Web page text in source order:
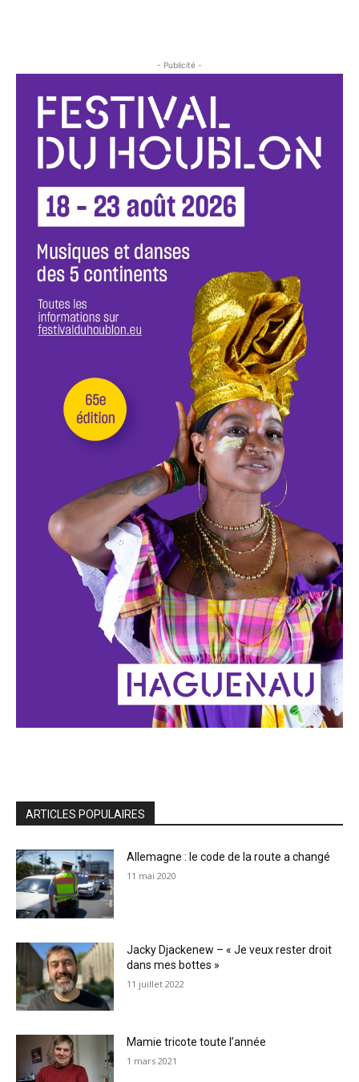
- Publicité -
ARTICLES POPULAIRES
Allemagne : le code de la route a changé
11 mai 2020
Jacky Djackenew – « Je veux rester droit
dans mes bottes »
11 juillet 2022
Mamie tricote toute l’année
1 mars 2021